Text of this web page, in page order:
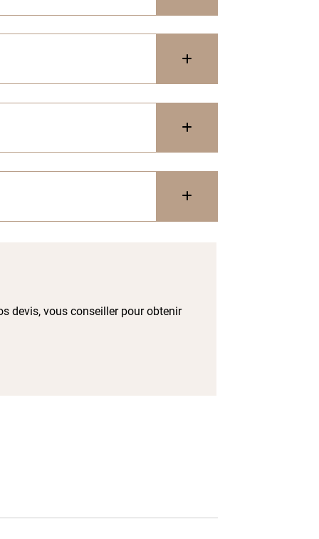
devis, vous conseiller pour obtenir